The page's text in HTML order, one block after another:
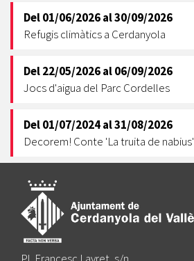
Del01/06/2026al30/09/2026
Refugis climàtics a Cerdanyola
Del22/05/2026al06/09/2026
Jocs d'aigua del Parc Cordelles
Del01/07/2024al31/08/2026
Decorem! Conte 'La truita de nabius'